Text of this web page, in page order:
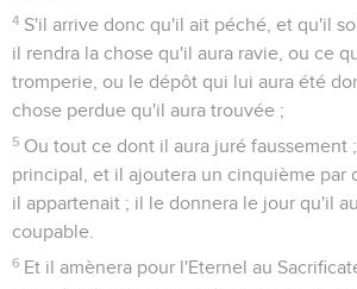
4 S'il arrive donc qu'il ait péché, et qu'il
il rendra la chose qu'il aura ravie, ou ce
tromperie, ou le dépôt qui lui aura été
chose perdue qu'il aura trouvée ;
5 Ou tout ce dont il aura juré faussement
principal, et il ajoutera un cinquième par
il appartenait ; il le donnera le jour qu'il
coupable.
6 Et il amènera pour l'Eternel au